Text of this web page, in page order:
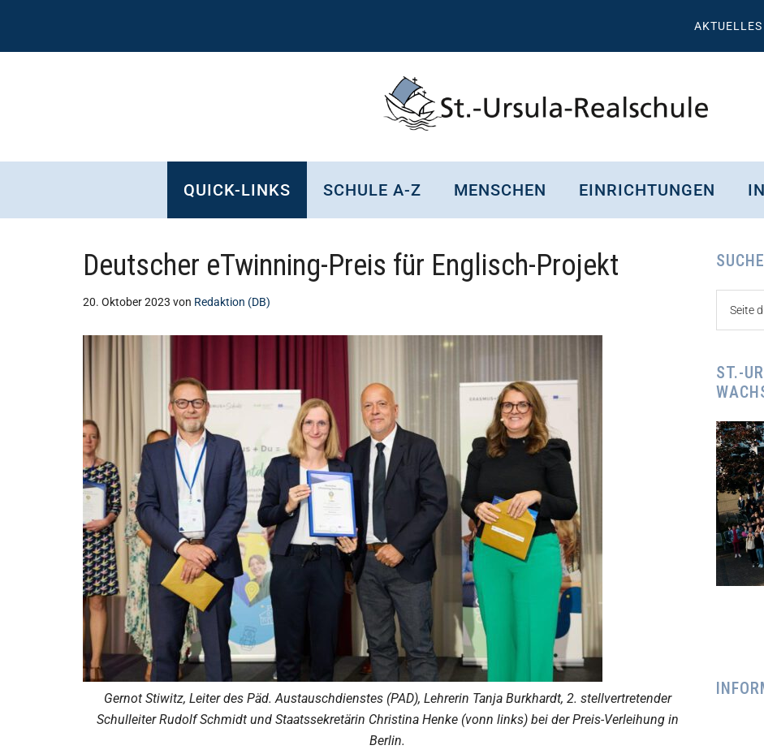
springen
secondary
springen
springen
AKTUELLES
St.
Ursula
Realschule
Attendorn
Persönlichkeit,
QUICK-LINKS SCHULE A-Z MENSCHEN EINRICHTUNGEN
Deutscher eTwinning-Preis für Englisch-Projekt
20. Oktober 2023 von Redaktion (DB)
Gernot Stiwitz, Leiter des Päd. Austauschdienstes (PAD), Lehrerin Tanja Burkhardt, 2. stellvertretender
Schulleiter Rudolf Schmidt und Staatssekretärin Christina Henke (vonn links) bei der Preis-Verleihung in
Berlin.
SUCHE
ST.-